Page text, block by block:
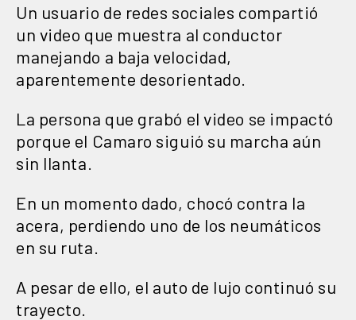
Un usuario de redes sociales compartió
un video que muestra al conductor
manejando a baja velocidad,
aparentemente desorientado.
La persona que grabó el video se impactó
porque el Camaro siguió su marcha aún
sin llanta.
En un momento dado, chocó contra la
acera, perdiendo uno de los neumáticos
en su ruta.
A pesar de ello, el auto de lujo continuó su
trayecto.